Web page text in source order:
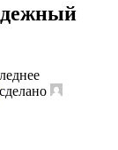
сделано